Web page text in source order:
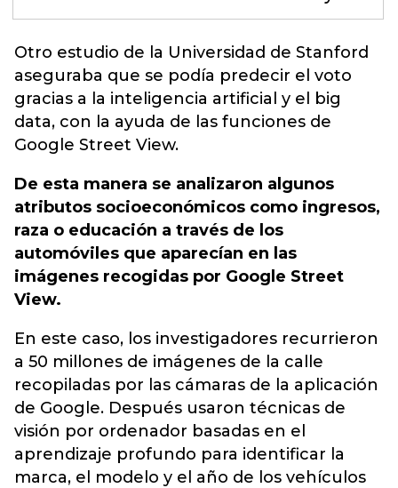
Otro estudio de la Universidad de Stanford
aseguraba que se podía predecir el voto
gracias a la inteligencia artificial y el big
data, con la ayuda de las funciones de
Google Street View.
De esta manera se analizaron algunos
atributos socioeconómicos como ingresos,
raza o educación a través de los
automóviles que aparecían en las
imágenes recogidas por Google Street
View.
En este caso, los investigadores recurrieron
a 50 millones de imágenes de la calle
recopiladas por las cámaras de la aplicación
de Google. Después usaron técnicas de
visión por ordenador basadas en el
aprendizaje profundo para identificar la
marca, el modelo y el año de los vehículos